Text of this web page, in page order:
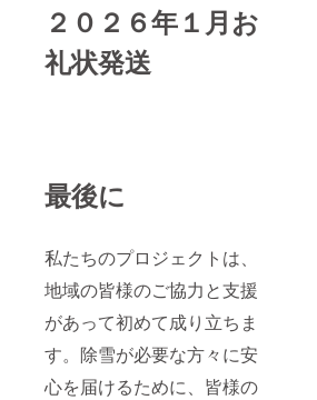
２０２６年１月お
礼状発送
最後に
私たちのプロジェクトは、
地域の皆様のご協力と支援
があって初めて成り立ちま
す。除雪が必要な方々に安
心を届けるために、皆様の